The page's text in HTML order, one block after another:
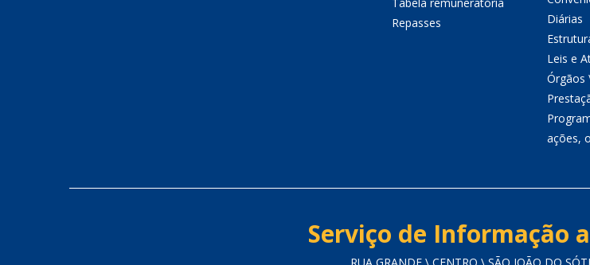
Repasses
Diárias
Leis e
Órgãos
ações,
Serviço de Informação